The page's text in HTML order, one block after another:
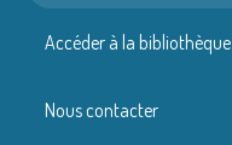
Accéder à la bibliothèque
Nous contacter